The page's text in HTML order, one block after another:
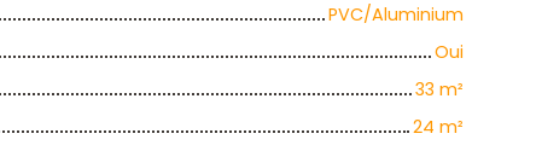
PVC/Aluminium
Oui
33 m²
24 m²